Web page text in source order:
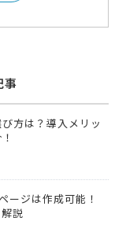
事
方は？導入メリッ
ージは作成可能！
説